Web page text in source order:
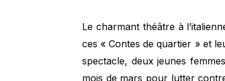
Le charmant théâtre à
ces « Contes de quartier » et
spectacle, deux jeunes
mois de mars pour lutter